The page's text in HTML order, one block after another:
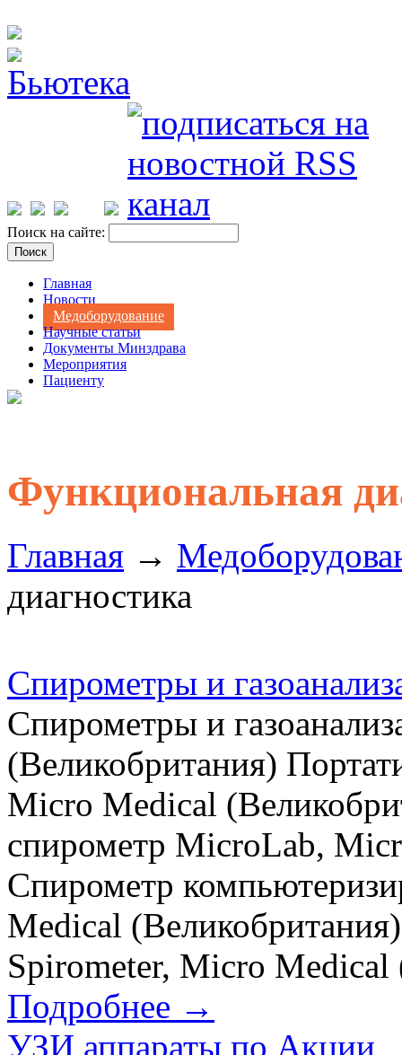
Поиск на сайте:
Главная
Новости
Медоборудование
Научные статьи
Документы Минздрава
Мероприятия
Пациенту
Функциональная
Главная →
диагностика
Спирометры и
Спирометры и
(Великобритания)
Micro Medical
спирометр MicroLab,
Спирометр
Medical
Spirometer, Micro
Подробнее →
УЗИ аппараты по Акции